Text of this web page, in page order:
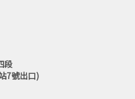
段
7號出口)